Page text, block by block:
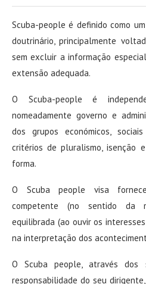
Scuba-people é definido como
doutrinário, principalmente
sem excluir a informação
extensão adequada.
O Scuba-people é
nomeadamente governo e
dos grupos económicos,
critérios de pluralismo, isenção
forma.
O Scuba people visa
competente (no sentido da
equilibrada (ao ouvir os
na interpretação dos
O Scuba people, através
responsabilidade do seu